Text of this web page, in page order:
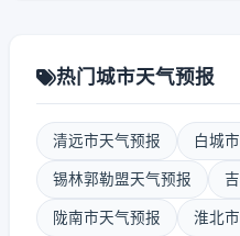
热门城市天气预报
清远市天气预报 白城
锡林郭勒盟天气预报
陇南市天气预报 淮北